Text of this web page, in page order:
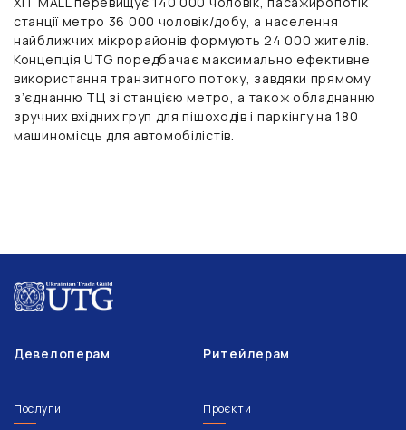
станції метро 36 000 чоловік/добу, а населення
найближчих мікрорайонів формують 24 000 жителів.
Концепція UTG поредбачає максимально ефективне
використання транзитного потоку, завдяки прямому
з’єднанню ТЦ зі станцією метро, ​​а також обладнанню
зручних вхідних груп для пішоходів і паркінгу на 180
машиномісць для автомобілістів.
Девелоперам Ритейлерам
Послуги Проєкти